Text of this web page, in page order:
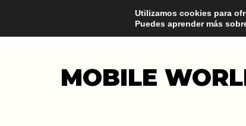
MOBILE
Utilizamos cookies para
Puedes aprender más